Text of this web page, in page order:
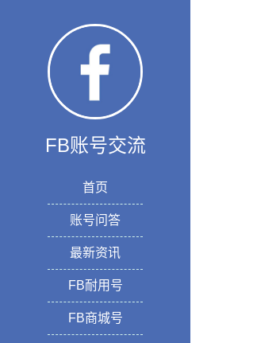
FB账号交流
首页
账号问答
最新资讯
FB耐用号
FB商城号